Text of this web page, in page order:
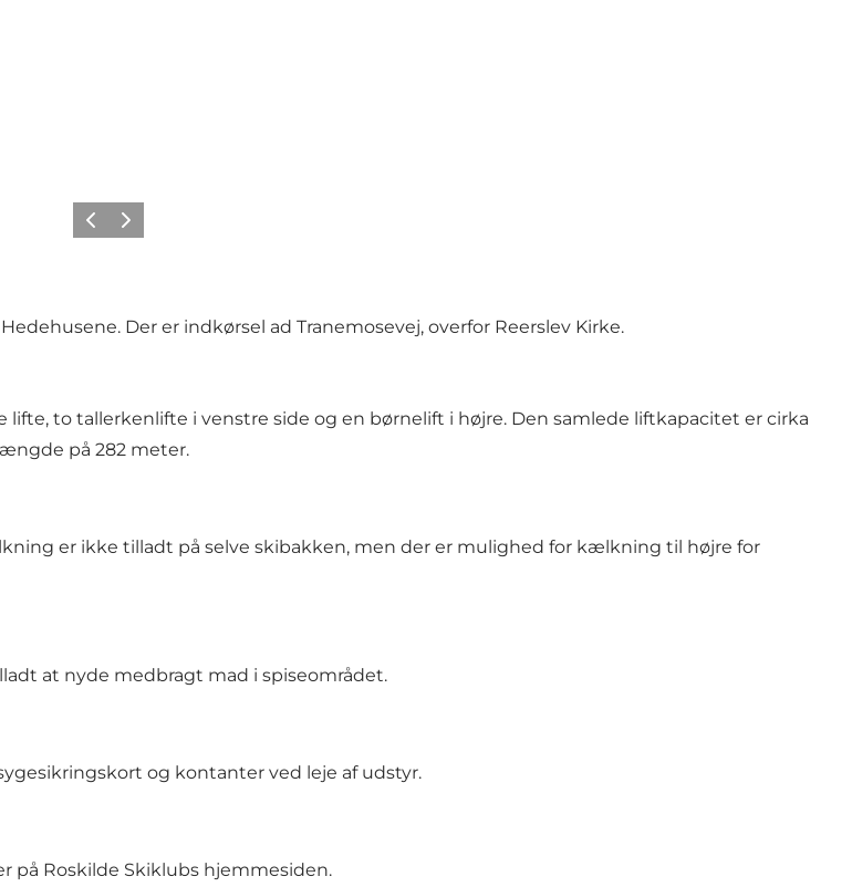
Forrige billede
Næste billede
Der er indkørsel ad Tranemosevej, overfor Reerslev Kirke.
to tallerkenlifte i venstre side og en børnelift i højre. Den samlede liftkapacitet er cirka
på 282 meter.
er ikke tilladt på selve skibakken, men der er mulighed for kælkning til højre for
at nyde medbragt mad i spiseområdet.
og kontanter ved leje af udstyr.
på Roskilde Skiklubs hjemmesiden.